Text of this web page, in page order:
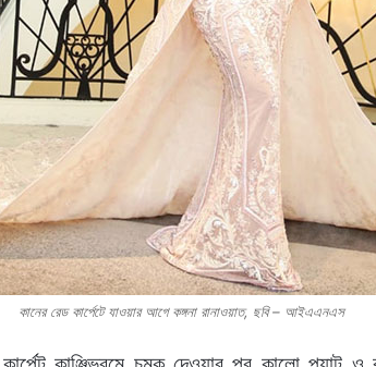
কানের রেড কার্পেটে যাওয়ার আগে কঙ্গনা রানাওয়াত, ছবি – আইএএনএস